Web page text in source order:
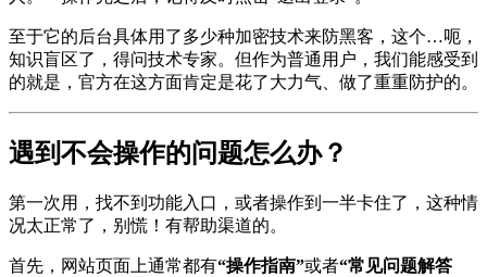
至于它的后台具体用了多少种加密技术来防黑客，这个…呃，
知识盲区了，得问技术专家。但作为普通用户，我们能感受到
的就是，官方在这方面肯定是花了大力气、做了重重防护的。
遇到不会操作的问题怎么办？
第一次用，找不到功能入口，或者操作到一半卡住了，这种情
况太正常了，别慌！有帮助渠道的。
首先，网站页面上通常都有“操作指南”或者“常见问题解答